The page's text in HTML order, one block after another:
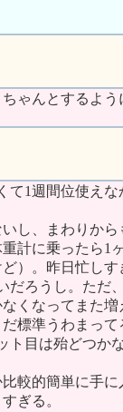
ゃんとするよう
て1週間位使え
し、まわりか
計に乗ったら1
）。昨日忙し
だろうし。ただ
くなってまた
標準うわまっ
ト目は殆どつか
較的簡単に手
ぎる。